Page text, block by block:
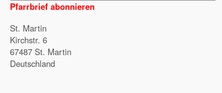
Pfarrbrief abonnieren
St. Martin
Kirchstr. 6
67487 St. Martin
Deutschland